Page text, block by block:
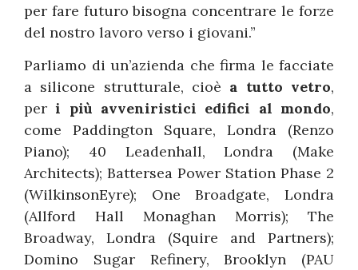
per fare futuro bisogna concentrare le forze
del nostro lavoro verso i giovani.”
Parliamo di un’azienda che firma le facciate
a silicone strutturale, cioè a tutto vetro,
per i più avveniristici edifici al mondo,
come Paddington Square, Londra (Renzo
Piano); 40 Leadenhall, Londra (Make
Architects); Battersea Power Station Phase 2
(WilkinsonEyre); One Broadgate, Londra
(Allford Hall Monaghan Morris); The
Broadway, Londra (Squire and Partners);
Domino Sugar Refinery, Brooklyn (PAU